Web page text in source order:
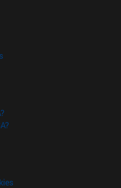
ventana)
(abre en nueva ventana)
en nueva ventana)